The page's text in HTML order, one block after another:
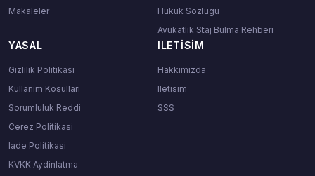
Makaleler
Hukuk Sozlugu
Avukatlık Staj Bulma Rehberi
YASAL
Gizlilik Politikasi
Kullanim Kosullari
Sorumluluk Reddi
Cerez Politikasi
Iade Politikasi
KVKK Aydinlatma
ILETISIM
Hakkimizda
Iletisim
SSS